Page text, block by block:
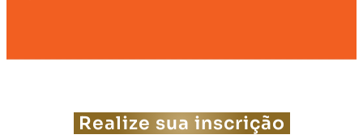
Realize sua inscrição